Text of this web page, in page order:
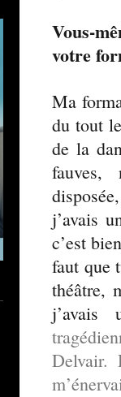
Vous-
votre
Ma
du tout
de la
fauves,
j’avais
c’est
faut que
théâtre,
j’avais
Delvair.